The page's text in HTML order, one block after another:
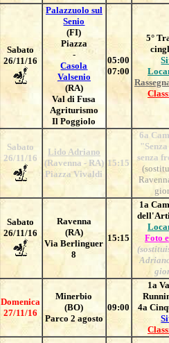
Sabato
26/11/16
Palazzuolo sul
Senio
(FI)
Piazza
-
Casola
Valsenio
(RA)
Val di Fusa
Agriturismo
Il Poggiolo
05:00
07:00
5°
Sabato
26/11/16
Lido Adriano
(Ravenna - RA)
Piazza Vivaldi
15:15
6a
senza
Sabato
26/11/16
Ravenna
(RA)
Via Berlinguer
8
15:15
1a
Foto
Domenica
27/11/16
Minerbio
(BO)
Parco 2 agosto
09:00
1a
4a